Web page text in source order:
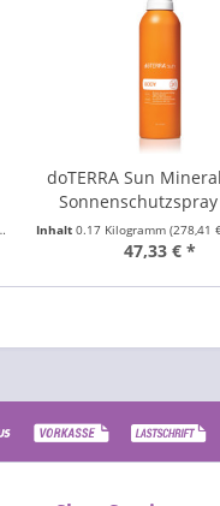
doTERRA Sun
Inhalt 0.17 Kilogramm (278,41 € * /
47,33 € *